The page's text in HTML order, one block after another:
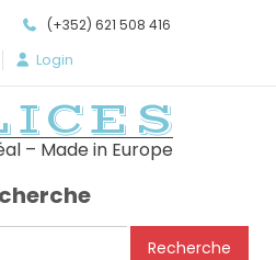
(+352) 621 508 416
Login
– Made in Europe
Recherche